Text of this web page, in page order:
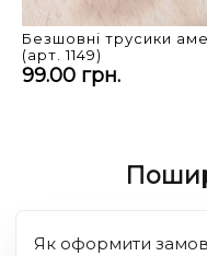
Безшовні трусики
(арт. 1149)
99.00 грн.
Як оформити